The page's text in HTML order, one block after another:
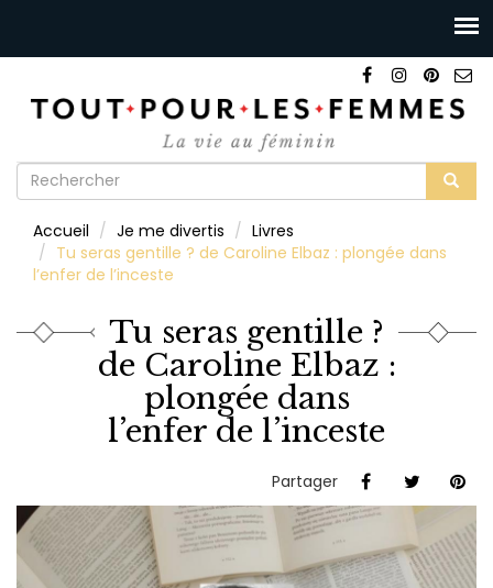
Formulaire
recherche
Accueil Je me divertis
Livres
Tu seras gentille ? de Caroline Elbaz : plongée dans
l’enfer de l’inceste
Tu seras gentille ?
de Caroline Elbaz :
plongée dans
l’enfer de l’inceste
Partager